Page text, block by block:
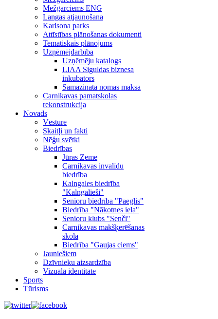
Mežgarciems ENG
Langas atjaunošana
Karlsona parks
Attīstības plānošanas dokumenti
Tematiskais plānojums
Uzņēmējdarbība
Uzņēmēju katalogs
LIAA Siguldas biznesa
inkubators
Samazināta nomas maksa
Carnikavas pamatskolas
rekonstrukcija
Novads
Vēsture
Skaitļi un fakti
Nēģu svētki
Biedrības
Jūras Zeme
Carnikavas invalīdu
biedrība
Kalngales biedrība
"Kalngalieši"
Senioru biedrība "Paeglis"
Biedrība "Nākotnes iela"
Senioru klubs "Senči"
Carnikavas makšķerēšanas
skola
Biedrība "Gaujas ciems"
Jauniešiem
Dzīvnieku aizsardzība
Vizuālā identitāte
Sports
Tūrisms